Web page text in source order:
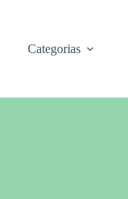
Categorias